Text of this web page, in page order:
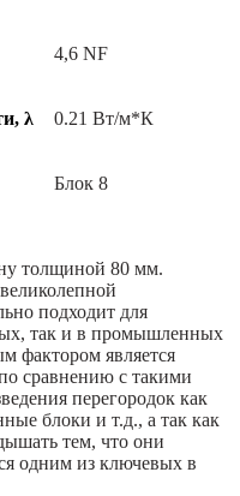
4,6 NF
λ 0.21 Вт/м*К
Блок 8
толщиной 80 мм.
подходит для
так и в промышленных
фактором является
сравнению с такими
перегородок как
блоки и т.д., а так как
тем, что они
одним из ключевых в